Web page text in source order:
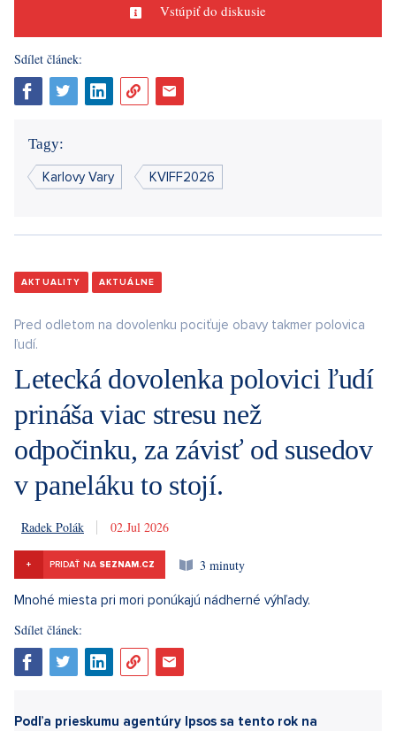
Vstúpiť do diskusie
Sdílet článek:
Tagy:
Karlovy Vary KVIFF2026
AKTUALITY AKTUÁLNE
Pred odletom na dovolenku pociťuje obavy takmer polovica
ľudí.
Letecká dovolenka polovici ľudí
prináša viac stresu než
odpočinku, za závisť od susedov
v paneláku to stojí.
Radek Polák 2. 7. 2026
+ PRIDAŤ NA SEZNAM.CZ 3 minuty